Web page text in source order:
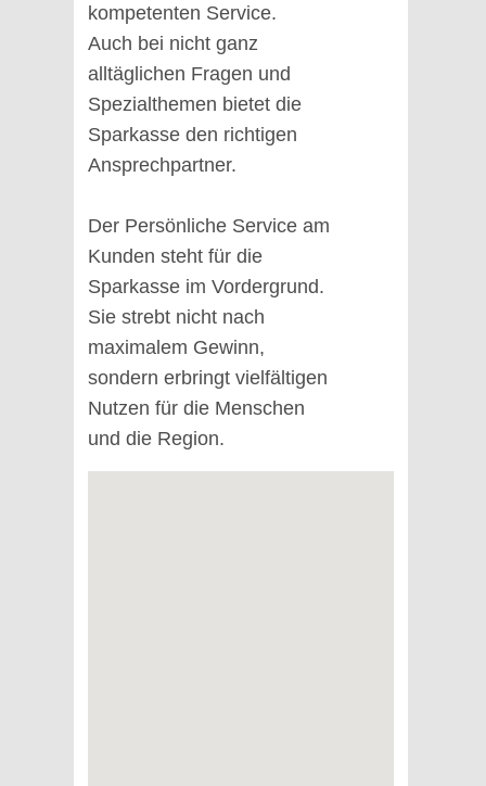
kompetenten Service.
Auch bei nicht ganz
alltäglichen Fragen und
Spezialthemen bietet die
Sparkasse den richtigen
Ansprechpartner.
Der Persönliche Service am
Kunden steht für die
Sparkasse im Vordergrund.
Sie strebt nicht nach
maximalem Gewinn,
sondern erbringt vielfältigen
Nutzen für die Menschen
und die Region.